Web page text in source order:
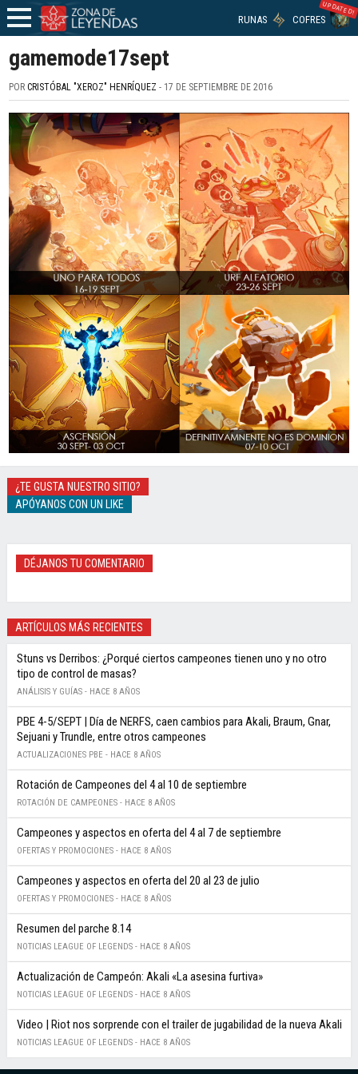
RUNAS COFRES
UPDATED!
gamemode17sept
PORCRISTÓBAL "XEROZ" HENRÍQUEZ - 17 DE SEPTIEMBRE DE 2016
¿TE GUSTA NUESTRO SITIO?
APÓYANOS CON UN LIKE
DÉJANOS TU COMENTARIO
ARTÍCULOS MÁS RECIENTES
Stuns vs Derribos: ¿Porqué ciertos campeones tienen uno y no otro
tipo de control de masas?
ANÁLISIS Y GUÍAS - HACE 8 AÑOS
PBE 4-5/SEPT | Día de NERFS, caen cambios para Akali, Braum, Gnar,
Sejuani y Trundle, entre otros campeones
ACTUALIZACIONES PBE - HACE 8 AÑOS
Rotación de Campeones del 4 al 10 de septiembre
ROTACIÓN DE CAMPEONES - HACE 8 AÑOS
Campeones y aspectos en oferta del 4 al 7 de septiembre
OFERTAS Y PROMOCIONES - HACE 8 AÑOS
Campeones y aspectos en oferta del 20 al 23 de julio
OFERTAS Y PROMOCIONES - HACE 8 AÑOS
Resumen del parche 8.14
NOTICIAS LEAGUE OF LEGENDS - HACE 8 AÑOS
Actualización de Campeón: Akali «La asesina furtiva»
NOTICIAS LEAGUE OF LEGENDS - HACE 8 AÑOS
Video | Riot nos sorprende con el trailer de jugabilidad de la nueva Akali
NOTICIAS LEAGUE OF LEGENDS - HACE 8 AÑOS